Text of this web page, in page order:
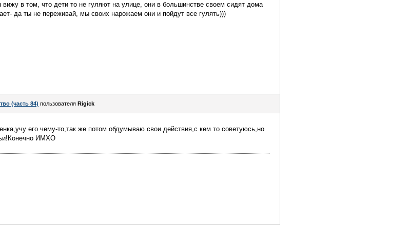
вижу в том, что дети то не гуляют на улице, они в большинстве своем сидят дома
да ты не переживай, мы своих нарожаем они и пойдут все гулять)))
(часть 84) пользователя Rigick
его чему-то,так же потом обдумываю свои действия,с кем то советуюсь,но
ИМХО